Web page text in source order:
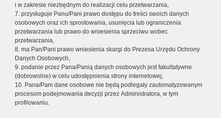
i w zakresie niezbędnym do realizacji celu przetwarzania,
7. przysługuje Panu/Pani prawo dostępu do treści swoich danych
osobowych oraz ich sprostowania, usunięcia lub ograniczenia
przetwarzania lub prawo do wniesienia sprzeciwu wobec
przetwarzania,
8. ma Pan/Pani prawo wniesienia skargi do Prezesa Urzędu Ochrony
Danych Osobowych,
9. podanie przez Pana/Panią danych osobowych jest fakultatywne
(dobrowolne) w celu udostępnienia strony internetowej,
10. Pana/Pani dane osobowe nie będą podlegały zautomatyzowanym
procesom podejmowania decyzji przez Administratora, w tym
profilowaniu.